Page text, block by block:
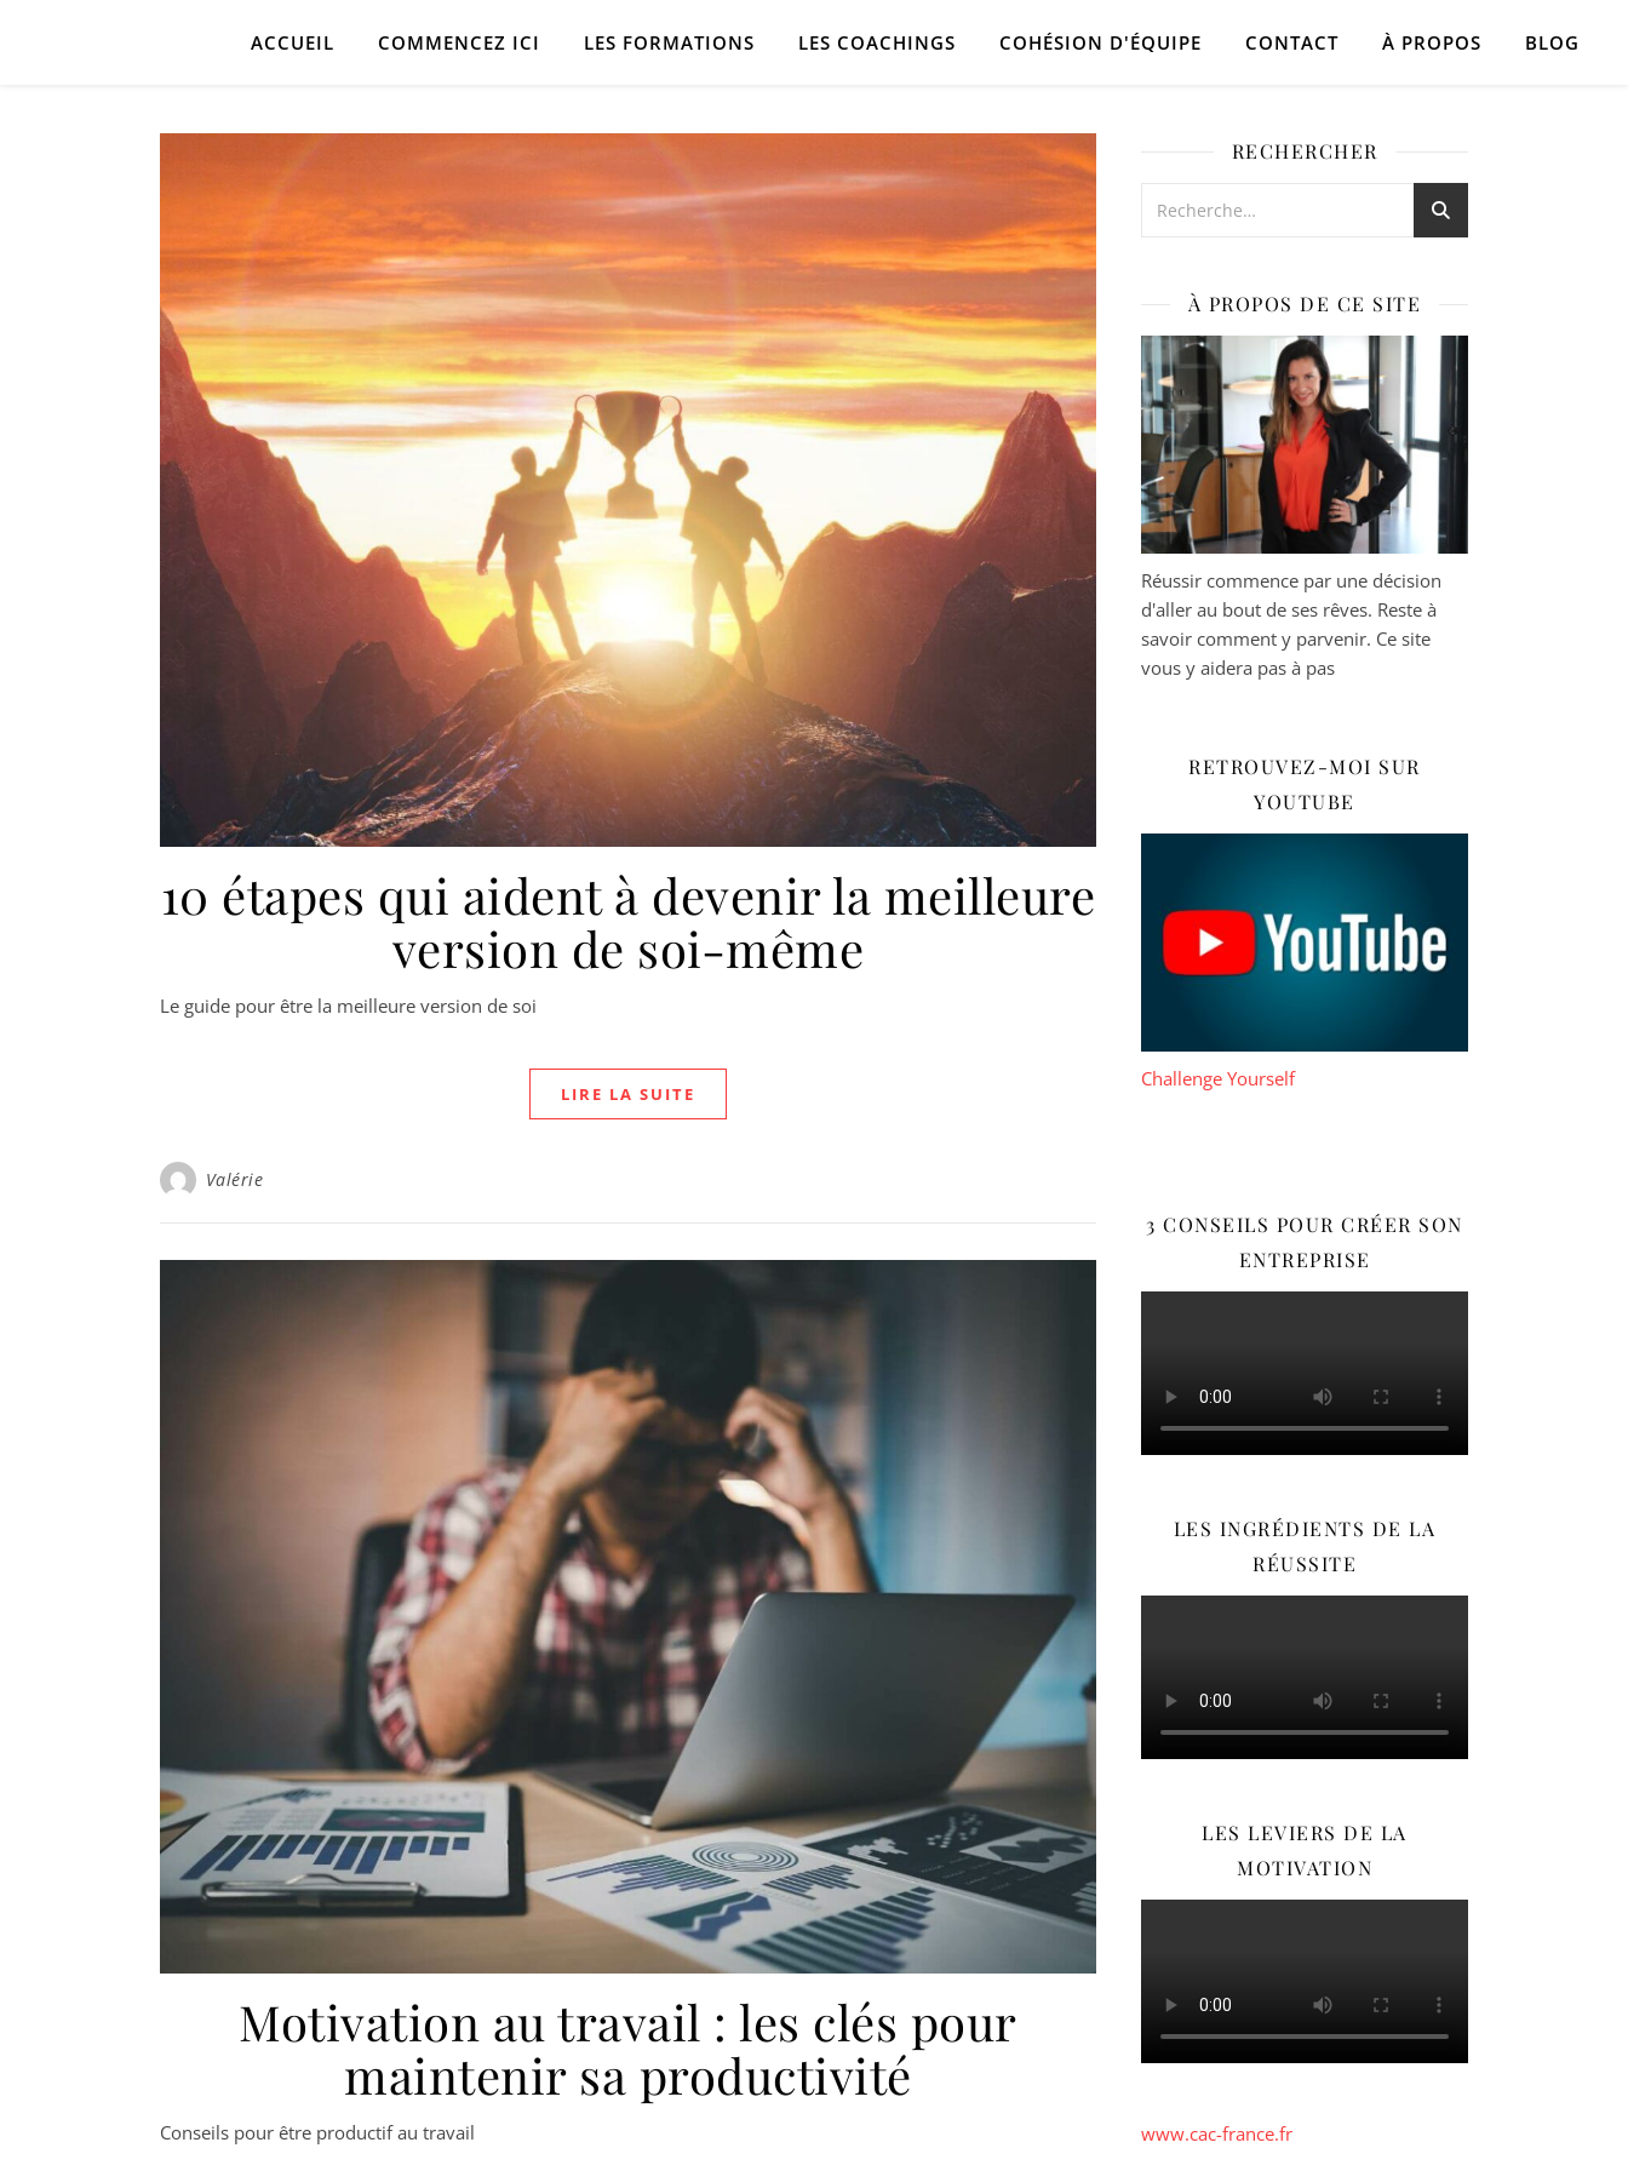
ACCUEIL COMMENCEZ ICI LES FORMATIONS LES COACHINGS COHÉSION D'ÉQUIPE CONTACT À PROPOS BLOG
10 étapes qui aident à devenir la meilleure
version de soi-même
Le guide pour être la meilleure version de soi
LIRE LA SUITE
Valérie
Motivation au travail : les clés pour
maintenir sa productivité
Conseils pour être productif au travail
RECHERCHER
À PROPOS DE CE SITE
Réussir commence par une décision
d'aller au bout de ses rêves. Reste à
savoir comment y parvenir. Ce site
vous y aidera pas à pas
RETROUVEZ-MOI SUR
YOUTUBE
Challenge Yourself
3 CONSEILS POUR CRÉER SON
ENTREPRISE
LES INGRÉDIENTS DE LA
RÉUSSITE
LES LEVIERS DE LA
MOTIVATION
www.cac-france.fr